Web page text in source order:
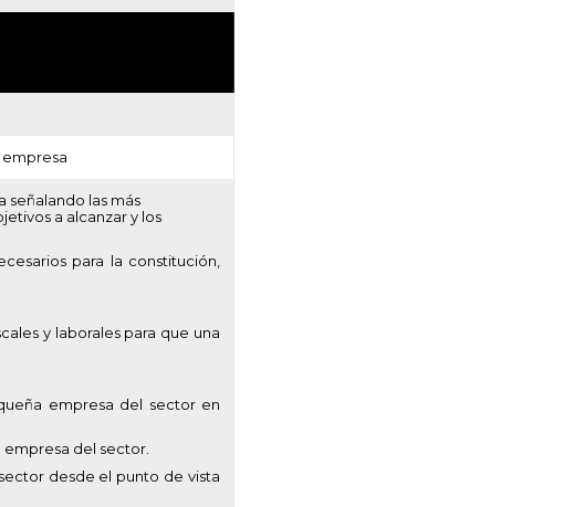
señalando las más
a alcanzar y los
para la constitución,
y laborales para que una
empresa del sector en
del sector.
desde el punto de vista